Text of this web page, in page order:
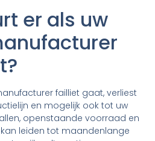
er als uw
failliet gaat, verliest
en mogelijk ook tot uw
openstaande voorraad en
leiden tot maandenlange